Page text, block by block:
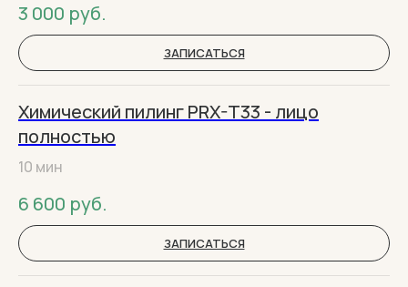
3 000 руб.
ЗАПИСАТЬСЯ
Химический пилинг PRX-T33 - лицо
полностью
10 мин
6 600 руб.
ЗАПИСАТЬСЯ